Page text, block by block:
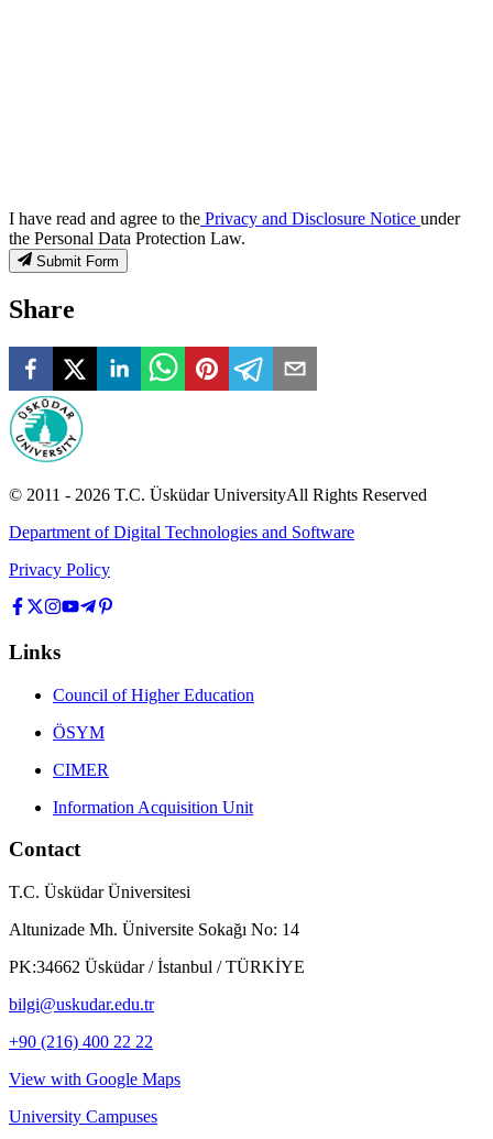
I have read and agree to the Privacy and Disclosure Notice under
the Personal Data Protection Law.
Submit Form
Share
© 2011 - 2026 T.C. Üsküdar UniversityAll Rights Reserved
Department of Digital Technologies and Software
Privacy Policy
Links
Council of Higher Education
ÖSYM
CIMER
Information Acquisition Unit
Contact
T.C. Üsküdar Üniversitesi
Altunizade Mh. Üniversite Sokağı No: 14
PK:34662 Üsküdar / İstanbul / TÜRKİYE
bilgi@uskudar.edu.tr
+90 (216) 400 22 22
View with Google Maps
University Campuses